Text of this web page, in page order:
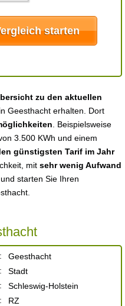
zu den aktuellen
Geesthacht erhalten. Dort
. Beispielsweise
3.500 KWh und einem
günstigsten Tarif im Jahr
mit sehr wenig Aufwand
starten Sie Ihren
Geesthacht
Stadt
Schleswig-Holstein
RZ